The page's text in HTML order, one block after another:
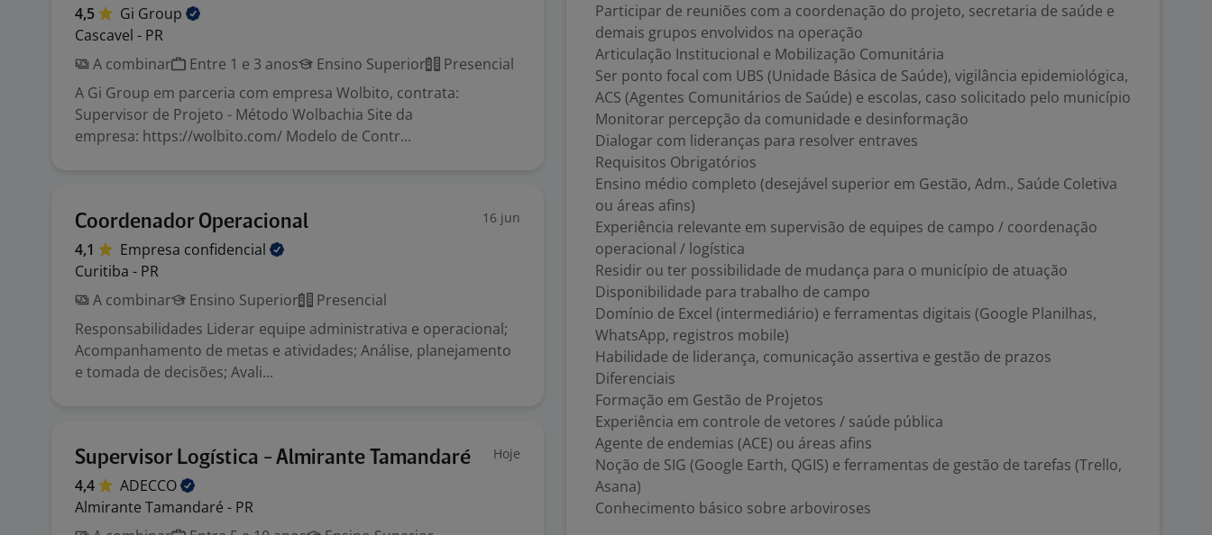
4,5 Gi Group
Cascavel - PR
A combinar
Entre 1 e 3 anos Ensino Superior
Presencial
A Gi Group em parceria com empresa Wolbito, contrata:
Supervisor de Projeto - Método Wolbachia Site da
empresa: https://wolbito.com/ Modelo de Contr...
Coordenador Operacional 16 jun
4,1 Empresa confidencial
Curitiba - PR
A combinar
Ensino Superior
Presencial
Responsabilidades Liderar equipe administrativa e operacional;
Acompanhamento de metas e atividades; Análise, planejamento
e tomada de decisões; Avali...
Supervisor Logística - Almirante Tamandaré Hoje
4,4
ADECCO
Almirante Tamandaré - PR
Participar de reuniões com a coordenação do projeto, secretaria de saúde e
demais grupos envolvidos na operação
Articulação Institucional e Mobilização Comunitária
Ser ponto focal com UBS (Unidade Básica de Saúde), vigilância epidemiológica,
ACS (Agentes Comunitários de Saúde) e escolas, caso solicitado pelo município
Monitorar percepção da comunidade e desinformação
Dialogar com lideranças para resolver entraves
Requisitos Obrigatórios
Ensino médio completo (desejável superior em Gestão, Adm., Saúde Coletiva
ou áreas afins)
Experiência relevante em supervisão de equipes de campo / coordenação
operacional / logística
Residir ou ter possibilidade de mudança para o município de atuação
Disponibilidade para trabalho de campo
Domínio de Excel (intermediário) e ferramentas digitais (Google Planilhas,
WhatsApp, registros mobile)
Habilidade de liderança, comunicação assertiva e gestão de prazos
Diferenciais
Formação em Gestão de Projetos
Experiência em controle de vetores / saúde pública
Agente de endemias (ACE) ou áreas afins
Noção de SIG (Google Earth, QGIS) e ferramentas de gestão de tarefas (Trello,
Asana)
Conhecimento básico sobre arboviroses